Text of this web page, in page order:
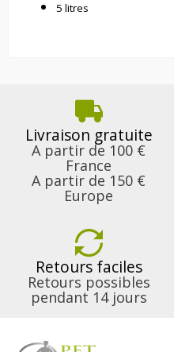
5 litres
Livraison gratuite
A partir de 100 €
France
A partir de 150 €
Europe
Retours faciles
Retours possibles
pendant 14 jours